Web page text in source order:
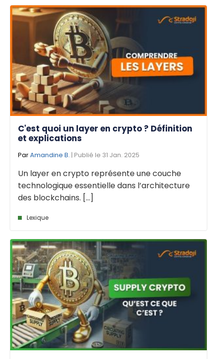
C'est quoi un layer en crypto ? Définition
et explications
ParAmandine B. | Publié le 31 Jan. 2025
Un layer en crypto représente une couche
technologique essentielle dans l’architecture
des blockchains. [...]
Lexique